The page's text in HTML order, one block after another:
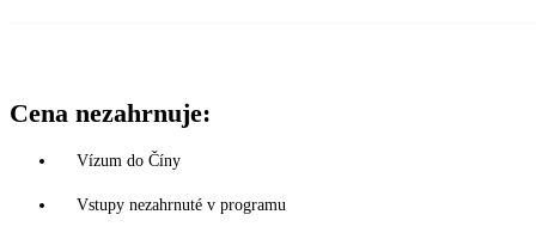
Cena nezahrnuje:
Vízum do Číny
Vstupy nezahrnuté v programu